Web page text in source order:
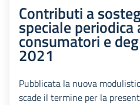
Contributi a
speciale
consumatori e
2021
Pubblicata la nuova
scade il termine per la